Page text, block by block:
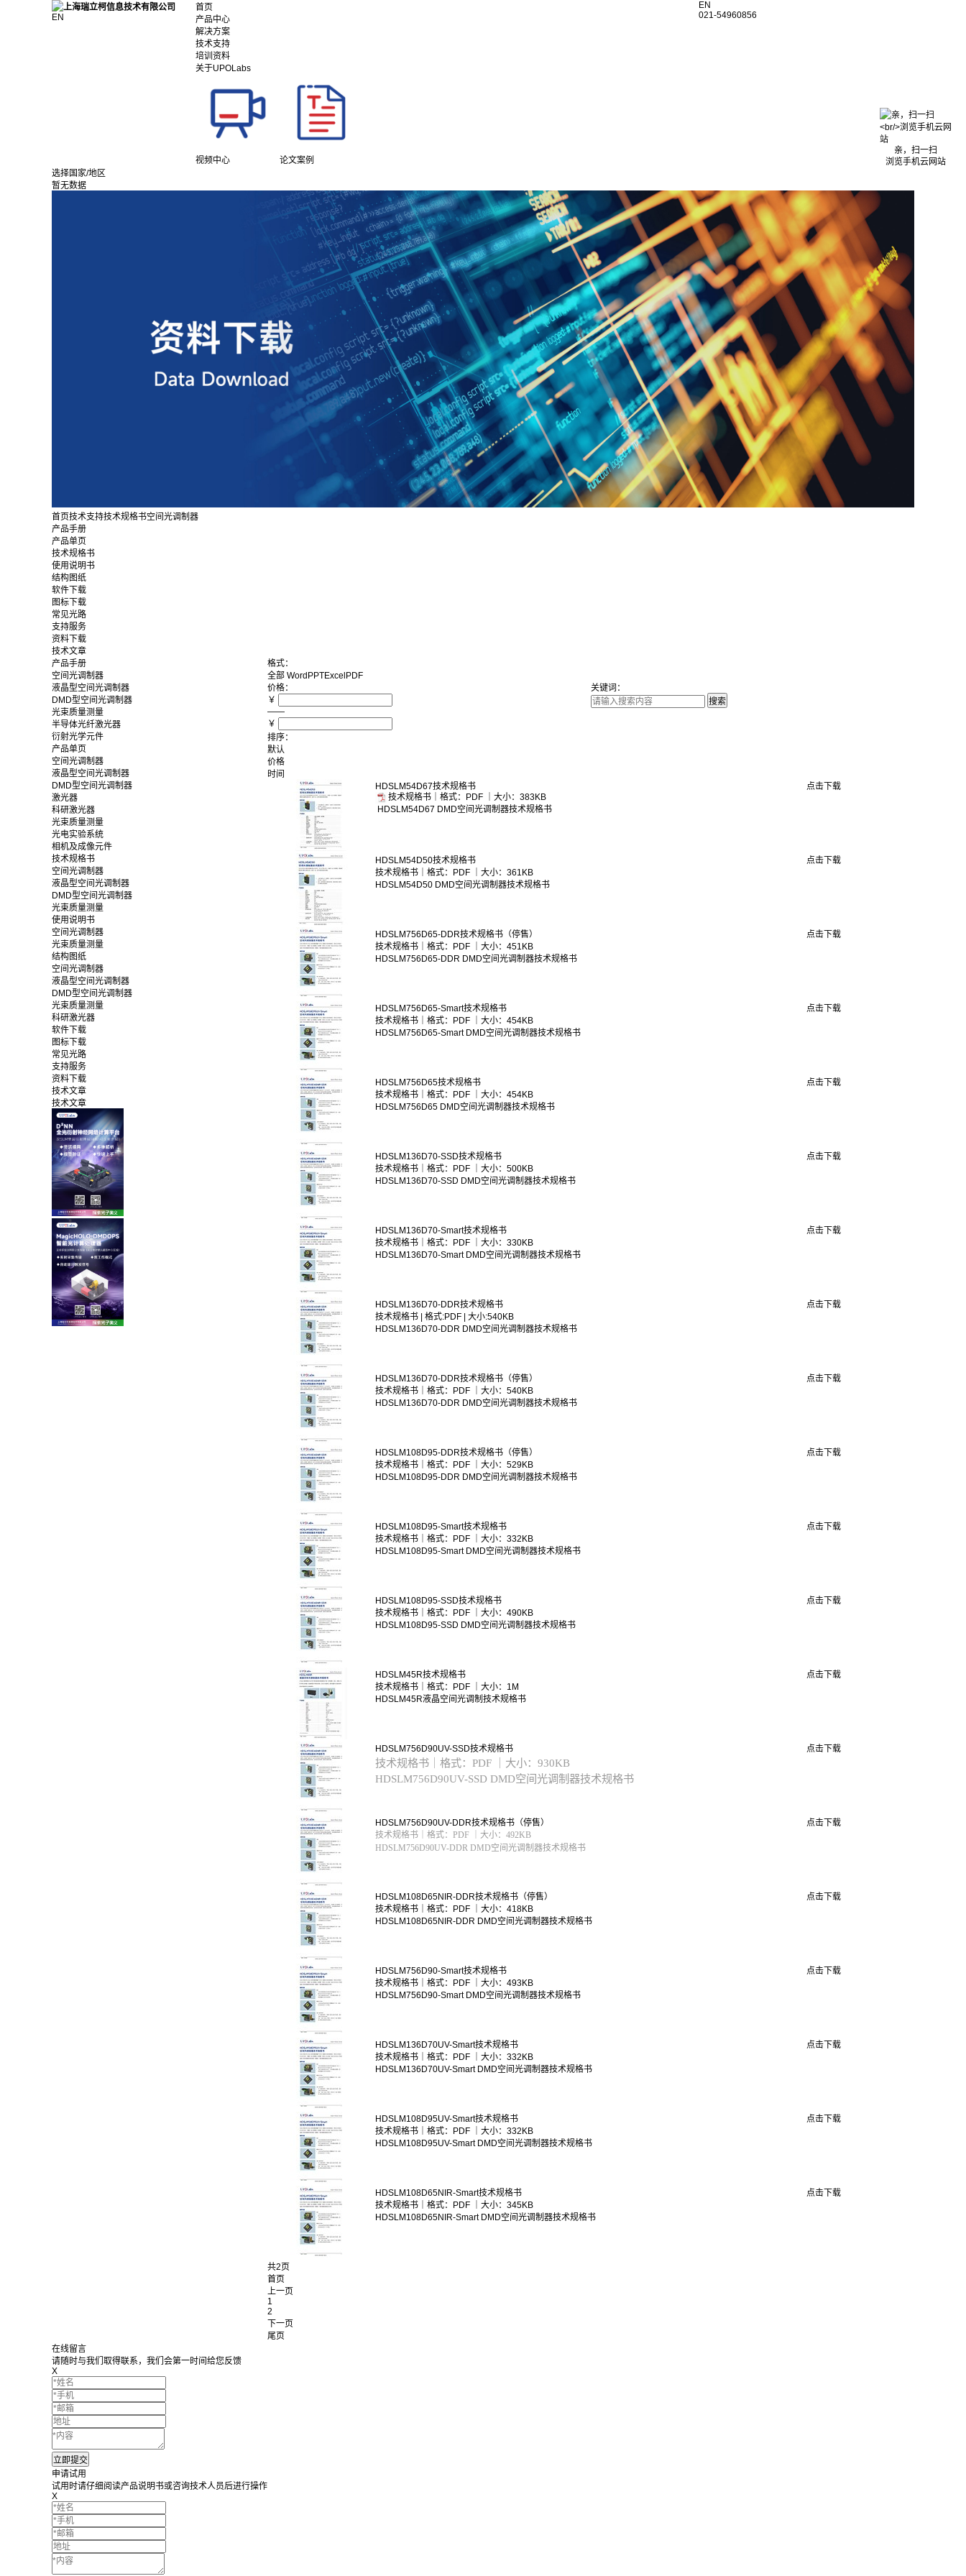
EN
首页
产品中心
解决方案
技术支持
培训资料
关于UPOLabs
视频中心 论文案例
EN
021-54960856
选择国家/地区
暂无数据
首页技术支持技术规格书空间光调制器
产品手册
产品单页
技术规格书
使用说明书
结构图纸
软件下载
图标下载
常见光路
支持服务
资料下载
技术文章
产品手册
空间光调制器
液晶型空间光调制器
DMD型空间光调制器
光束质量测量
半导体光纤激光器
衍射光学元件
产品单页
空间光调制器
液晶型空间光调制器
DMD型空间光调制器
激光器
科研激光器
光束质量测量
光电实验系统
相机及成像元件
技术规格书
空间光调制器
液晶型空间光调制器
DMD型空间光调制器
光束质量测量
使用说明书
空间光调制器
光束质量测量
结构图纸
空间光调制器
液晶型空间光调制器
DMD型空间光调制器
光束质量测量
科研激光器
软件下载
图标下载
常见光路
支持服务
资料下载
技术文章
技术文章
格式：
全部 Word PPTExcel PDF
价格：
￥
——
￥
关键词：
排序：
默认
价格
时间
HDSLM54D67技术规格书
技术规格书｜格式：PDF ｜大小：383KB
HDSLM54D67 DMD空间光调制器技术规格书
点击下载
HDSLM54D50技术规格书
技术规格书｜格式：PDF ｜大小：361KB
HDSLM54D50 DMD空间光调制器技术规格书
点击下载
HDSLM756D65-DDR技术规格书（停售）
技术规格书｜格式：PDF ｜大小：451KB
HDSLM756D65-DDR DMD空间光调制器技术规格书
点击下载
HDSLM756D65-Smart技术规格书
技术规格书｜格式：PDF ｜大小：454KB
HDSLM756D65-Smart DMD空间光调制器技术规格书
点击下载
HDSLM756D65技术规格书
技术规格书｜格式：PDF ｜大小：454KB
HDSLM756D65 DMD空间光调制器技术规格书
点击下载
HDSLM136D70-SSD技术规格书
技术规格书｜格式：PDF ｜大小：500KB
HDSLM136D70-SSD DMD空间光调制器技术规格书
点击下载
HDSLM136D70-Smart技术规格书
技术规格书｜格式：PDF ｜大小：330KB
HDSLM136D70-Smart DMD空间光调制器技术规格书
点击下载
HDSLM136D70-DDR技术规格书
技术规格书 | 格式:PDF | 大小:540KB
HDSLM136D70-DDR DMD空间光调制器技术规格书
点击下载
HDSLM136D70-DDR技术规格书（停售）
技术规格书｜格式：PDF ｜大小：540KB
HDSLM136D70-DDR DMD空间光调制器技术规格书
点击下载
HDSLM108D95-DDR技术规格书（停售）
技术规格书｜格式：PDF ｜大小：529KB
HDSLM108D95-DDR DMD空间光调制器技术规格书
点击下载
HDSLM108D95-Smart技术规格书
技术规格书｜格式：PDF ｜大小：332KB
HDSLM108D95-Smart DMD空间光调制器技术规格书
点击下载
HDSLM108D95-SSD技术规格书
技术规格书｜格式：PDF ｜大小：490KB
HDSLM108D95-SSD DMD空间光调制器技术规格书
点击下载
HDSLM45R技术规格书
技术规格书｜格式：PDF ｜大小：1M
HDSLM45R液晶空间光调制技术规格书
点击下载
HDSLM756D90UV-SSD技术规格书
技术规格书｜格式：PDF ｜大小：930KB
HDSLM756D90UV-SSD DMD空间光调制器技术规格书
点击下载
HDSLM756D90UV-DDR技术规格书（停售）
技术规格书｜格式：PDF ｜大小：492KB
HDSLM756D90UV-DDR DMD空间光调制器技术规格书
点击下载
HDSLM108D65NIR-DDR技术规格书（停售）
技术规格书｜格式：PDF ｜大小：418KB
HDSLM108D65NIR-DDR DMD空间光调制器技术规格书
点击下载
HDSLM756D90-Smart技术规格书
技术规格书｜格式：PDF ｜大小：493KB
HDSLM756D90-Smart DMD空间光调制器技术规格书
点击下载
HDSLM136D70UV-Smart技术规格书
技术规格书｜格式：PDF ｜大小：332KB
HDSLM136D70UV-Smart DMD空间光调制器技术规格书
点击下载
HDSLM108D95UV-Smart技术规格书
技术规格书｜格式：PDF ｜大小：332KB
HDSLM108D95UV-Smart DMD空间光调制器技术规格书
点击下载
HDSLM108D65NIR-Smart技术规格书
技术规格书｜格式：PDF ｜大小：345KB
HDSLM108D65NIR-Smart DMD空间光调制器技术规格书
点击下载
共2页
首页
上一页
1
2
下一页
尾页
在线留言
请随时与我们取得联系，我们会第一时间给您反馈
X
申请试用
试用时请仔细阅读产品说明书或咨询技术人员后进行操作
X
亲，扫一扫
浏览手机云网站